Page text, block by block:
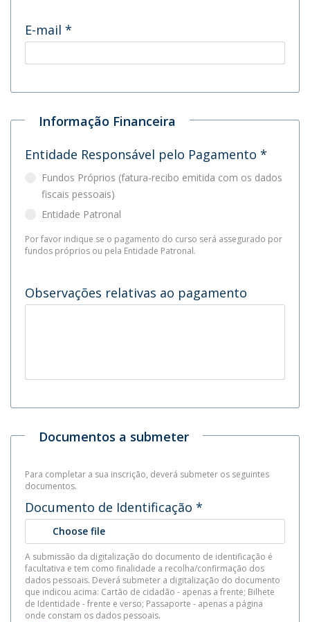
E-mail *
Informação Financeira
Entidade Responsável pelo Pagamento *
Fundos Próprios (fatura-recibo emitida com os dados
fiscais pessoais)
Entidade Patronal
Por favor indique se o pagamento do curso será assegurado por
fundos próprios ou pela Entidade Patronal.
Observações relativas ao pagamento
Documentos a submeter
Para completar a sua inscrição, deverá submeter os seguintes
documentos.
Documento de Identificação *
Choose file
A submissão da digitalização do documento de identificação é
facultativa e tem como finalidade a recolha/confirmação dos
dados pessoais. Deverá submeter a digitalização do documento
que indicou acima: Cartão de cidadão - apenas a frente; Bilhete
de Identidade - frente e verso; Passaporte - apenas a página
onde constam os dados pessoais.